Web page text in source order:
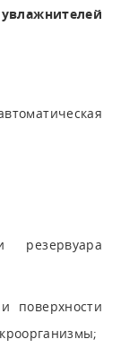
резервуара
поверхности